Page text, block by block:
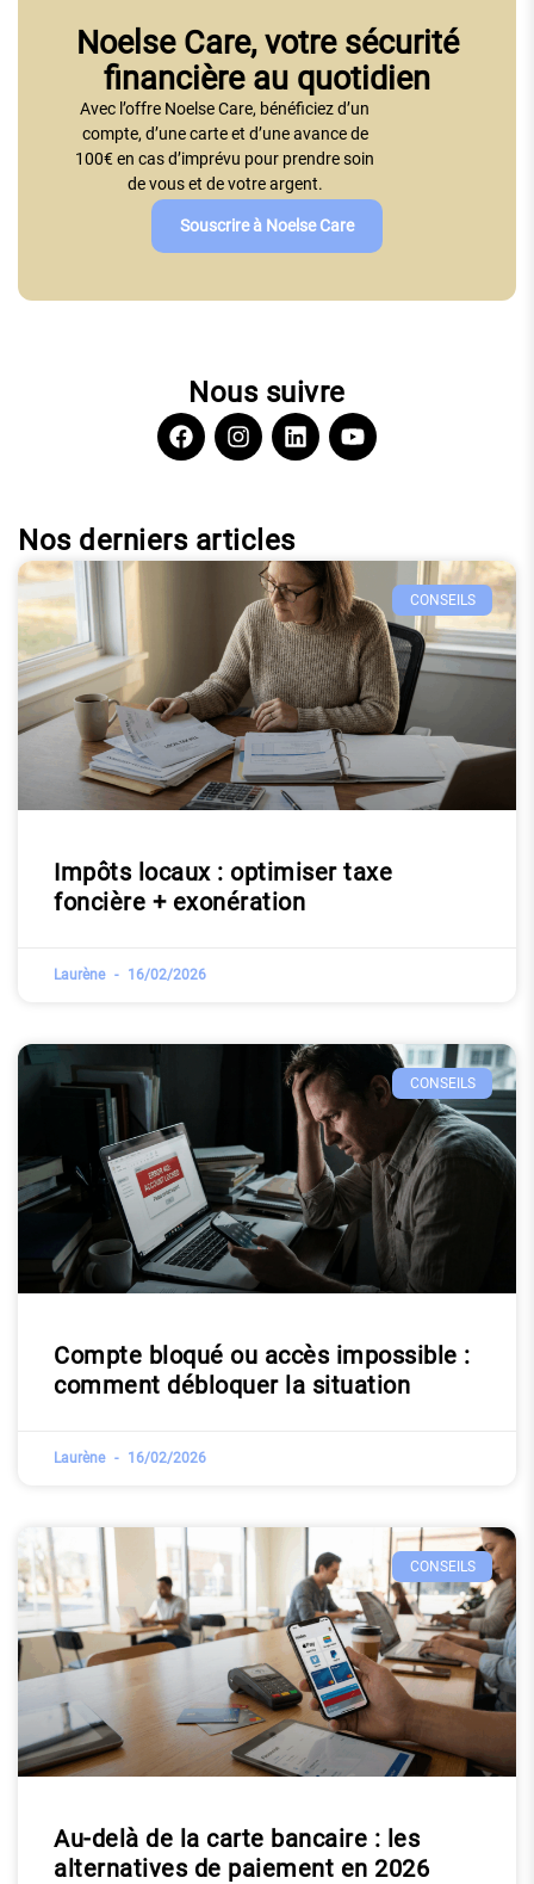
Noelse Care, votre sécurité
financière au quotidien
Avec l’offre Noelse Care, bénéficiez d’un
compte, d’une carte et d’une avance de
100€ en cas d’imprévu pour prendre soin
de vous et de votre argent.
Souscrire à Noelse Care
Nous suivre
Nos derniers articles
CONSEILS
Impôts locaux : optimiser taxe
foncière + exonération
Laurène 16/02/2026
CONSEILS
Compte bloqué ou accès impossible :
comment débloquer la situation
Laurène 16/02/2026
CONSEILS
Au-delà de la carte bancaire : les
alternatives de paiement en 2026